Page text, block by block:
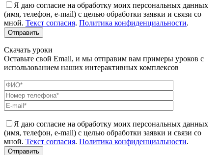
Я даю согласие на обработку моих персональных данных
(имя, телефон, e-mail) с целью обработки заявки и связи со
мной. Текст согласия. Политика конфиденциальности.
Скачать уроки
Оставьте свой Email, и мы отправим вам примеры уроков с
использованием наших интерактивных комплексов
Я даю согласие на обработку моих персональных данных
(имя, телефон, e-mail) с целью обработки заявки и связи со
мной. Текст согласия. Политика конфиденциальности.